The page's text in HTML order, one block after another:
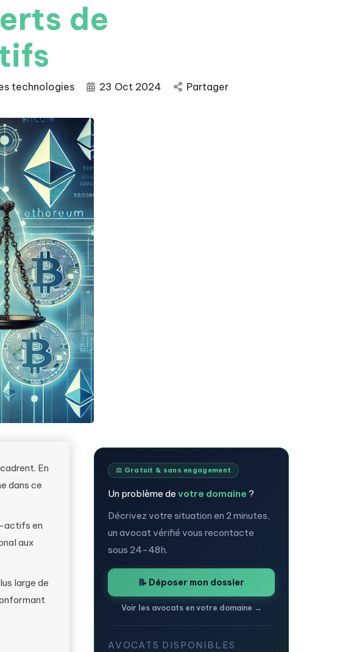
de
technologies 23 Oct 2024 Partager
En
dans ce
actifs en
aux
large de
⚖️ Gratuit & sans engagement
Un problème de votre domaine ?
Décrivez votre situation en 2 minutes,
un avocat vérifié vous recontacte
sous 24-48h.
📝 Déposer mon dossier
Voir les avocats en votre domaine →
AVOCATS DISPONIBLES